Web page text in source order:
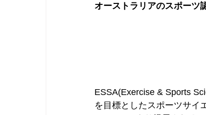
オーストラリアのスポーツ
ESSA(Exercise & Sports
を目標としたスポーツサイ